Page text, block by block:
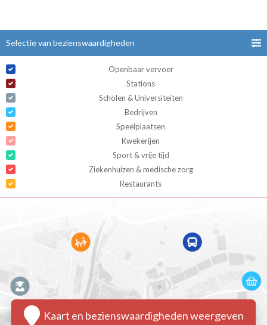
Selectie van bezienswaardigheden
Openbaar vervoer
Stations
Scholen & Universiteiten
Bedrijven
Speelplaatsen
Kwekerijen
Sport & vrije tijd
Ziekenhuizen & medische zorg
Restaurants
Kaart en bezienswaardigheden weergeven